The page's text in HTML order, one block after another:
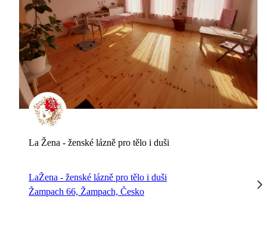
La Žena - ženské lázně pro tělo i duši
LaŽena - ženské lázně pro tělo i duši
Žampach 66, Žampach, Česko